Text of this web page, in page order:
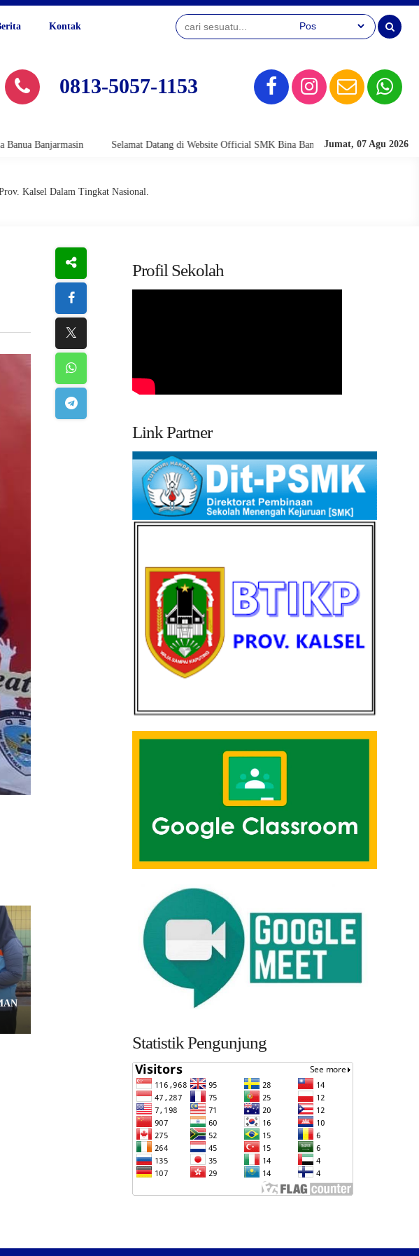
Kontak
0813-5057-1153
Jumat, 07 Agu 2026
Selamat Datang di Website Official SMK Bina Banua Banjarmasin Selamat
Kalsel Dalam Tingkat Nasional.
Profil Sekolah
Link Partner
Statistik Pengunjung